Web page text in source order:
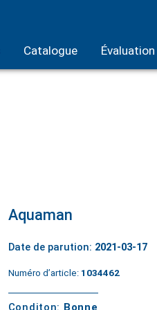
Catalogue Évaluation
Aquaman
Date de parution: 2021-03-17
Numéro d’article: 1034462
Conditon: Bonne